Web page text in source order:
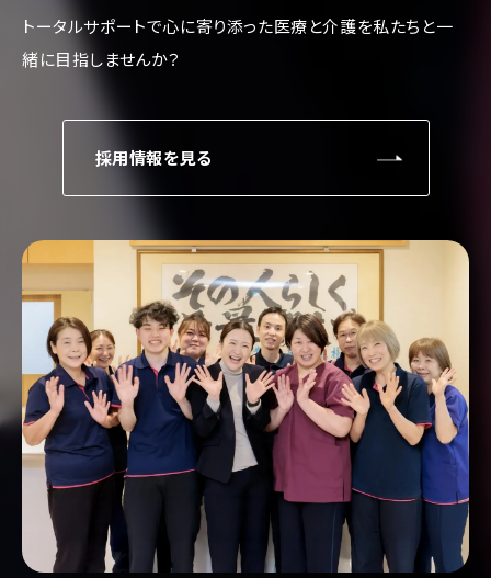
トータルサポートで心に寄り添った医療と介護を私たちと一
緒に目指しませんか？
採用情報を見る